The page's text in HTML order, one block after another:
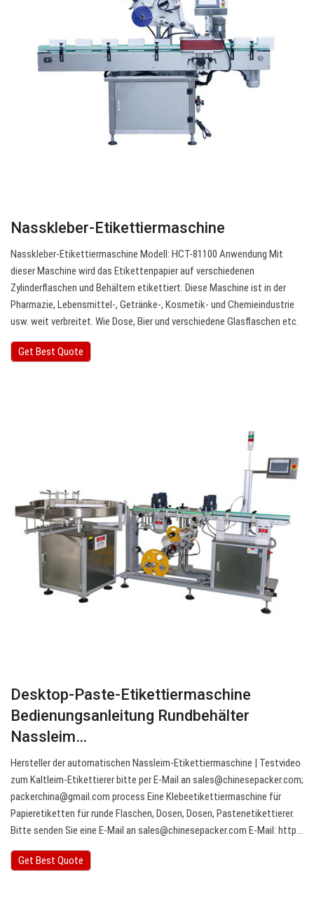
Nasskleber-Etikettiermaschine
Nasskleber-Etikettiermaschine Modell: HCT-81100 Anwendung Mit
dieser Maschine wird das Etikettenpapier auf verschiedenen
Zylinderflaschen und Behältern etikettiert. Diese Maschine ist in der
Pharmazie, Lebensmittel-, Getränke-, Kosmetik- und Chemieindustrie
usw. weit verbreitet. Wie Dose, Bier und verschiedene Glasflaschen etc.
Get Best Quote
Desktop-Paste-Etikettiermaschine
Bedienungsanleitung Rundbehälter
Nassleim…
Hersteller der automatischen Nassleim-Etikettiermaschine | Testvideo
zum Kaltleim-Etikettierer bitte per E-Mail an sales@chinesepacker.com;
packerchina@gmail.com process Eine Klebeetikettiermaschine für
Papieretiketten für runde Flaschen, Dosen, Dosen, Pastenetikettierer.
Bitte senden Sie eine E-Mail an sales@chinesepacker.com E-Mail: http…
Get Best Quote